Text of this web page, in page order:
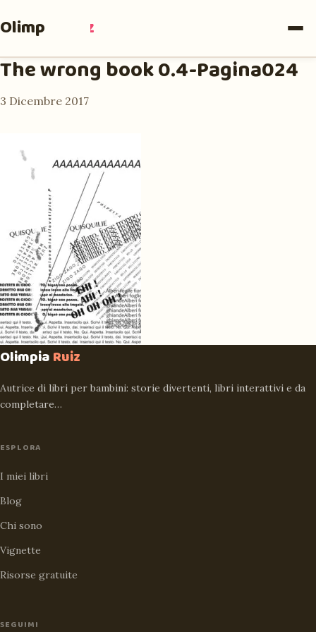
Olimpia Ruiz
The wrong book 0.4-Pagina024
3 Dicembre 2017
OlimpiaRuiz
Autrice di libri per bambini: storie divertenti, libri interattivi e da
completare…
ESPLORA
I miei libri
Blog
Chi sono
Vignette
Risorse gratuite
SEGUIMI